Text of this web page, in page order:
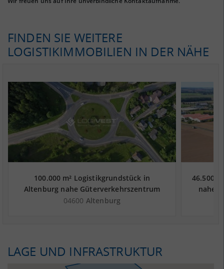
FINDEN SIE WEITERE
LOGISTIKIMMOBILIEN IN DER NÄHE
100.000 m² Logistikgrundstück in
Altenburg nahe Güterverkehrszentrum
GVZ Süd-West Sachsen - Landkreis
04600 Altenburg
46.500
nahe
LAGE UND INFRASTRUKTUR